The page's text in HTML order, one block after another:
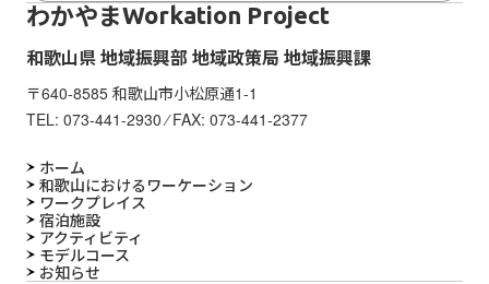
わかやまWorkation Project
和歌山県 地域振興部 地域政策局 地域振興課
〒640-8585 和歌山市小松原通1-1
TEL: 073-441-2930⁄ FAX: 073-441-2377
ホーム
和歌山におけるワーケーション
ワークプレイス
宿泊施設
アクティビティ
モデルコース
お知らせ